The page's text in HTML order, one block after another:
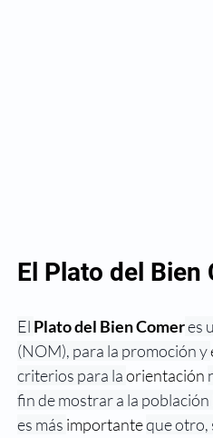
El Plato del Bien
El Plato del Bien Comer es
(NOM), para la promoción y
criterios para la orientación
fin de mostrar a la
es más importante que otro,